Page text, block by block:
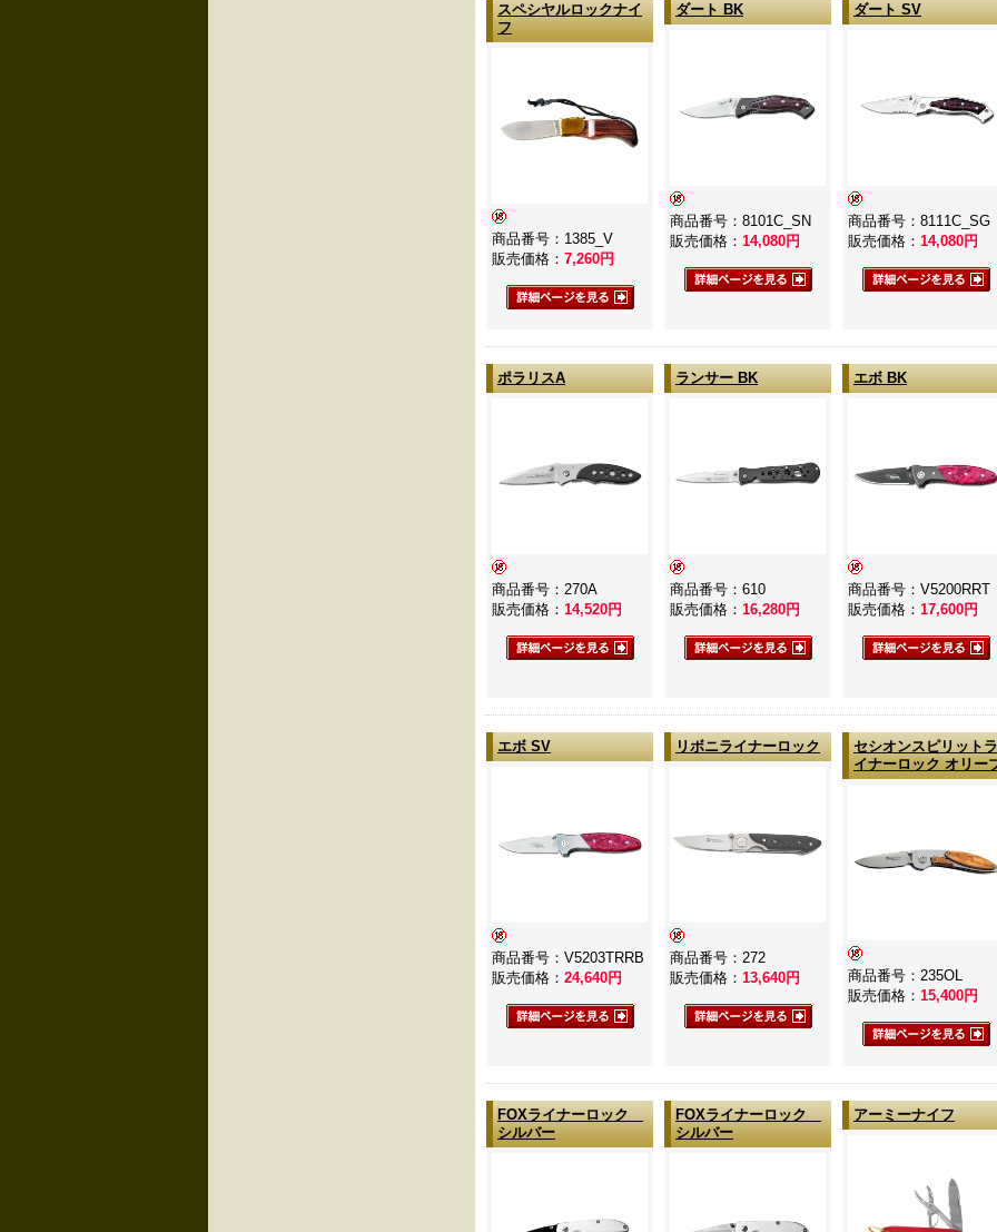
スペシヤルロックナイ
フ
商品番号：1385_V
販売価格： 7,260円
ダート BK
商品番号：8101C_SN
販売価格： 14,080円
ダート SV
商品番号：8111C_SG
販売価格： 14,080円
ポラリスA
商品番号：270A
販売価格： 14,520円
ランサー BK
商品番号：610
販売価格： 16,280円
エボ BK
商品番号：V5200RRT
販売価格： 17,600円
エボ SV
商品番号：V5203TRRB
販売価格： 24,640円
リボニライナーロック
商品番号：272
販売価格： 13,640円
セシオンスピリットラ
イナーロック オリー
商品番号：235OL
販売価格： 15,400円
FOXライナーロック
シルバー
FOXライナーロック
シルバー
アーミーナイフ